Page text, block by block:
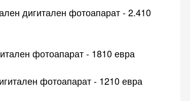
дигитален фотоапарат - 2.410
фотоапарат - 1810 евра
фотоапарат - 1210 евра